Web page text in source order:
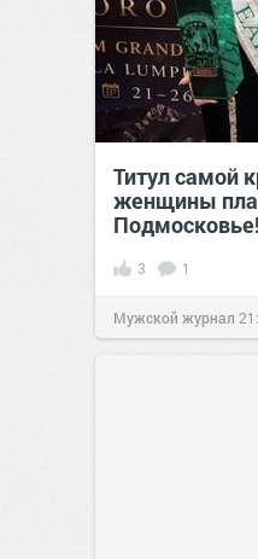
Титул самой
женщины
Подмосковье!
3 1
Мужской журнал